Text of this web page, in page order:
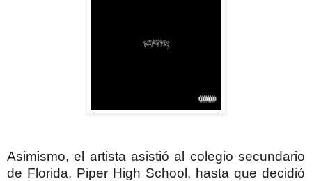
Asimismo, el artista asistió al colegio secundario
de Florida, Piper High School, hasta que decidió